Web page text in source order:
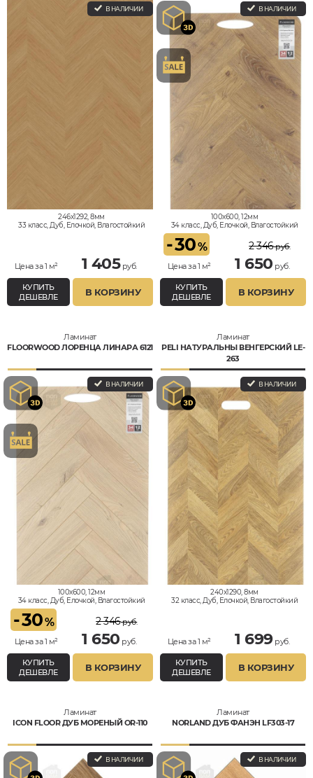
В НАЛИЧИИ
246x1292, 8мм
33 класс, Дуб, Елочкой, Влагостойкий
Цена за 1 м² 1 405руб.
КУПИТЬ
ДЕШЕВЛЕ
В КОРЗИНУ
В НАЛИЧИИ
100x600, 12мм
34 класс, Дуб, Елочкой, Влагостойкий
-30%
Цена за 1 м²
2 346руб.
1 650 руб.
КУПИТЬ
ДЕШЕВЛЕ
В КОРЗИНУ
Ламинат
FLOORWOOD ЛОРЕНЦА ЛИНАРА 6121
В НАЛИЧИИ
100x600, 12мм
34 класс, Дуб, Елочкой, Влагостойкий
-30%
Цена за 1 м²
2 346руб.
1 650 руб.
КУПИТЬ
ДЕШЕВЛЕ
В КОРЗИНУ
Ламинат
PELI НАТУРАЛЬНЫ ВЕНГЕРСКИЙ LE-
263
В НАЛИЧИИ
240x1290, 8мм
32 класс, Дуб, Елочкой, Влагостойкий
Цена за 1 м² 1 699руб.
КУПИТЬ
ДЕШЕВЛЕ
В КОРЗИНУ
Ламинат
ICON FLOOR ДУБ МОРЕНЫЙ OR-110
В НАЛИЧИИ
Ламинат
NORLAND ДУБ ФАНЭН LF303-17
В НАЛИЧИИ